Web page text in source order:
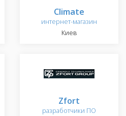
Climate
интернет-магазин
Киев
Zfort
разработчики ПО